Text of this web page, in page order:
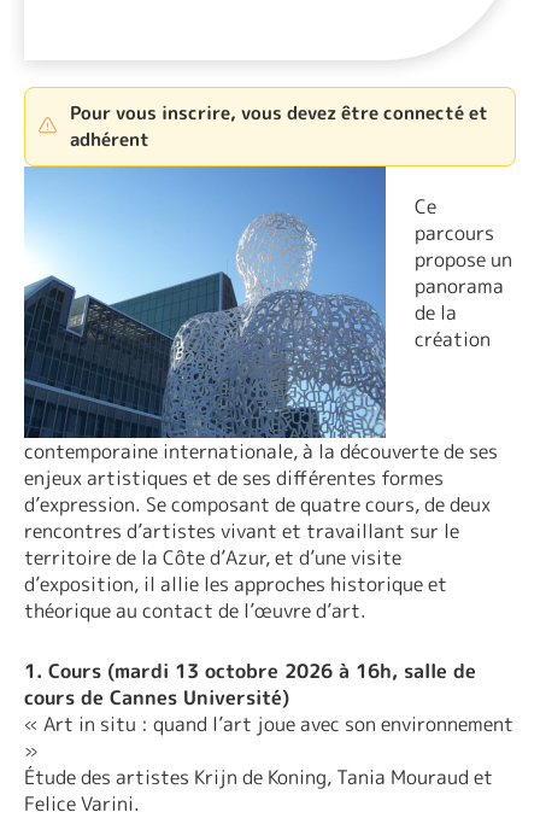
Pour vous inscrire, vous devez être connecté et
adhérent
Ce
parcours
propose un
panorama
de la
création
contemporaine internationale, à la découverte de ses
enjeux artistiques et de ses différentes formes
d’expression. Se composant de quatre cours, de deux
rencontres d’artistes vivant et travaillant sur le
territoire de la Côte d’Azur, et d’une visite
d’exposition, il allie les approches historique et
théorique au contact de l’œuvre d’art.
1. Cours (mardi 13 octobre 2026 à 16h, salle de
cours de Cannes Université)
« Art in situ : quand l’art joue avec son environnement
»
Étude des artistes Krijn de Koning, Tania Mouraud et
Felice Varini.